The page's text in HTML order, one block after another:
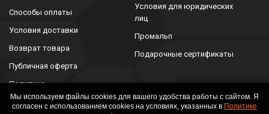
Способы оплаты
Условия доставки
Возврат товара
Публичная оферта
Политика
конфиденциальности
Условия для юридических
лиц
Промальп
Подарочные сертификаты
Мы используем файлы cookies для вашего удобства работы с сайтом. Я
согласен с использованием cookies на условиях, указанных в Политике